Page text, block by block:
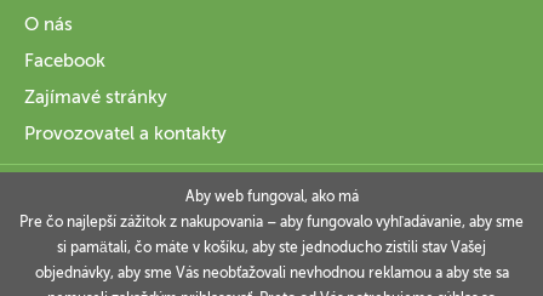
O nás
Facebook
Zajímavé stránky
Provozovatel a kontakty
INFORMACE
Aby web fungoval, ako má
Pre čo najlepší zážitok z nakupovania – aby fungovalo vyhľadávanie, aby sme
si pamätali, čo máte v košíku, aby ste jednoducho zistili stav Vašej
objednávky, aby sme Vás neobťažovali nevhodnou reklamou a aby ste sa